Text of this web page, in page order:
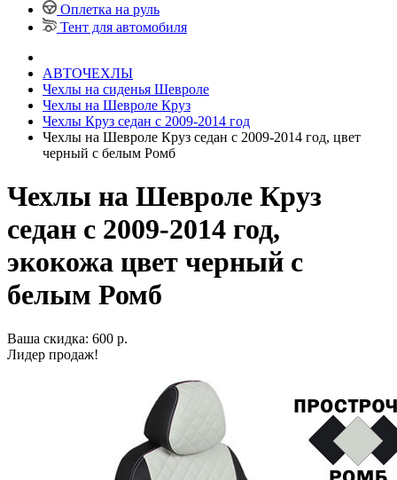
Оплетка на руль
Тент для автомобиля
АВТОЧЕХЛЫ
Чехлы на сиденья Шевроле
Чехлы на Шевроле Круз
Чехлы Круз седан с 2009-2014 год
Чехлы на Шевроле Круз седан с 2009-2014 год, цвет
черный с белым Ромб
Чехлы на Шевроле Круз
седан с 2009-2014 год,
экокожа цвет черный с
белым Ромб
Ваша скидка: 600 р.
Лидер продаж!